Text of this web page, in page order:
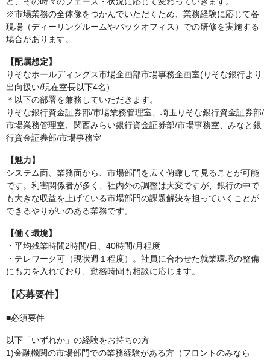
※市場業務の全体像をつかんでいただくため、業務経験に応じて各
現場（ディーリングルームやバックオフィス）での研修を実施する
場合があります。
【配属想定】
りそなホールディングス市場企画部市場事務企画室(りそな銀行より
出向扱い/現在室長以下4名）
＊以下の部署を兼務していただきます。
りそな銀行資金証券部/市場業務管理室、埼玉りそな銀行資金証券部/
市場業務管理室、関西みらい銀行資金証券部/市場事務室、みなと銀
行資金証券部/市場事務室
【魅力】
システム面、業務面から、市場部門を広く俯瞰して見ることが可能
です。利害関係者が多く、社内外の調整は大変ですが、銀行の中で
も大きな収益を上げている市場部門の課題解決を担っていくことが
できるやりがいのある業務です。
【働く環境】
・平均残業時間2時間/日、40時間/月程度
・テレワーク可（現状週１程度）。社員に合わせた就業環境の整備
にも力を入れており、勤務時間も相談に応じます。
【応募要件】
■必須要件
以下「いずれか」の経験をお持ちの方
1)金融機関の市場部門での業務経験がある方（フロントのみなら